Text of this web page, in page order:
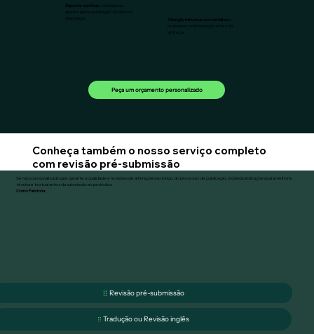
Atenção minuciosa aos detalhes –
revisamos cada tradução antes da
entrega.
Suporte contínuo –
ajustes após a entrega? Estamos à
Peça um orçamento personalizado
Conheça também o nosso serviço completo
com revisão pré-submissão
Serviço personalizado que garante a qualidade e revisões de alterações ao longo do processo de publicação, incluindo indicações para melhoria
técnica e textual antes da submissão ao periódico
Como Funciona:
Revisão pré-submissão
Tradução ou Revisão inglês